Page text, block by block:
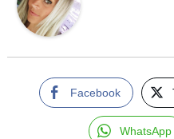
Facebook
WhatsApp